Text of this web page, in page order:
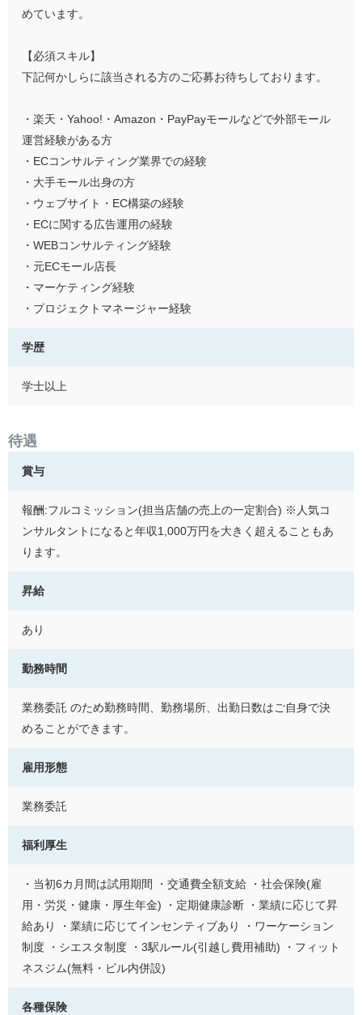
めています。
【必須スキル】
下記何かしらに該当される方のご応募お待ちしております。
・楽天・Yahoo!・Amazon・PayPayモールなどで外部モール
運営経験がある方
・ECコンサルティング業界での経験
・大手モール出身の方
・ウェブサイト・EC構築の経験
・ECに関する広告運用の経験
・WEBコンサルティング経験
・元ECモール店長
・マーケティング経験
・プロジェクトマネージャー経験
学歴
学士以上
待遇
賞与
報酬:フルコミッション(担当店舗の売上の一定割合) ※人気コ
ンサルタントになると年収1,000万円を大きく超えることもあ
ります。
昇給
あり
勤務時間
業務委託 のため勤務時間、勤務場所、出勤日数はご自身で決
めることができます。
雇用形態
業務委託
福利厚生
・当初6カ月間は試用期間 ・交通費全額支給 ・社会保険(雇
用・労災・健康・厚生年金) ・定期健康診断 ・業績に応じて昇
給あり ・業績に応じてインセンティブあり ・ワーケーション
制度 ・シエスタ制度 ・3駅ルール(引越し費用補助) ・フィット
ネスジム(無料・ビル内併設)
各種保険